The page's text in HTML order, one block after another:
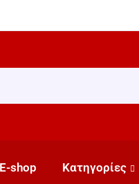
E-shop Κατηγορίες